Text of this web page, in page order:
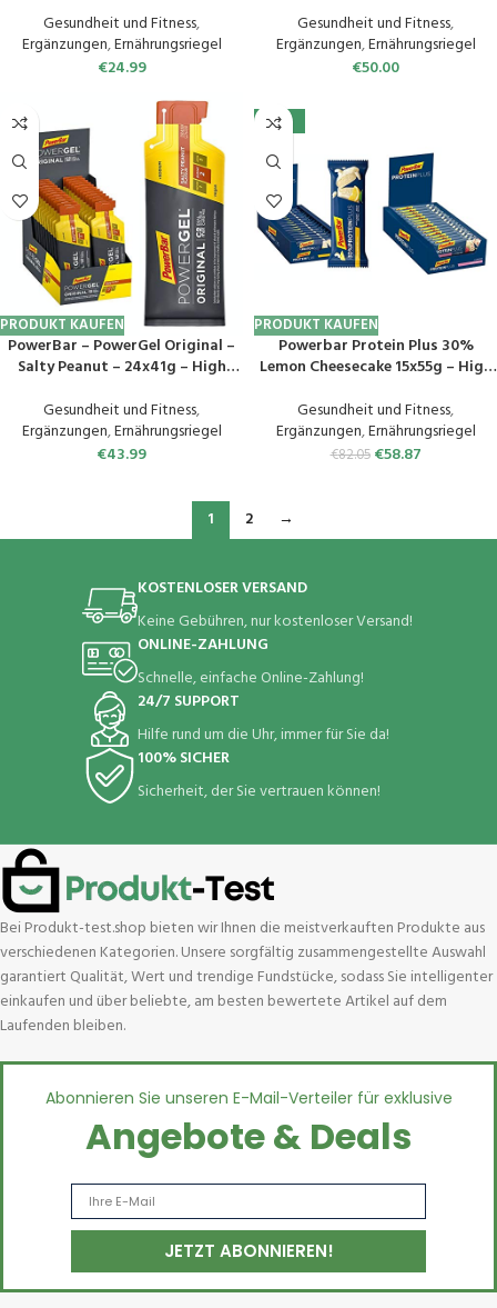
Makrofreundlicher Proteinriegel
für unterwegs, 12er Packung mit
64g Riegel, gemischte Sorten
Gesundheit und Fitness,
Ergänzungen,Ernährungsriegel
€24.99
protein riegel
Gesundheit und Fitness,
Ergänzungen,Ernährungsriegel
€50.00
PRODUKT KAUFEN
PowerBar – PowerGel Original –
Salty Peanut – 24x41g – High
Natrium
Gesundheit und Fitness,
Ergänzungen,Ernährungsriegel
€43.99
-28%
PRODUKT KAUFEN
Powerbar Protein Plus 30%
Lemon Cheesecake 15x55g – High
Protein & Protein Plus + L-
Carnitine Raspberry-Yoghurt
30x35g – Protein Riegel
Gesundheit und Fitness,
Ergänzungen,Ernährungsriegel
€82.05 €58.87
1 2 →
KOSTENLOSER VERSAND
Keine Gebühren, nur kostenloser Versand!
ONLINE-ZAHLUNG
Schnelle, einfache Online-Zahlung!
24/7 SUPPORT
Hilfe rund um die Uhr, immer für Sie da!
100% SICHER
Sicherheit, der Sie vertrauen können!
Bei Produkt-test.shop bieten wir Ihnen die meistverkauften Produkte aus
verschiedenen Kategorien. Unsere sorgfältig zusammengestellte Auswahl
garantiert Qualität, Wert und trendige Fundstücke, sodass Sie intelligenter
einkaufen und über beliebte, am besten bewertete Artikel auf dem
Laufenden bleiben.
Abonnieren Sie unseren E-Mail-Verteiler für exklusive
Angebote & Deals